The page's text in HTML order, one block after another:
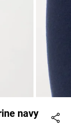
navy